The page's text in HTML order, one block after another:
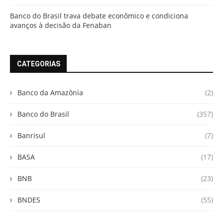
Banco do Brasil trava debate econômico e condiciona
avanços à decisão da Fenaban
CATEGORIAS
Banco da Amazônia (2)
Banco do Brasil (357)
Banrisul (7)
BASA (17)
BNB (23)
BNDES (55)